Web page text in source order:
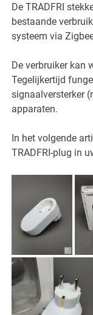
De TRADFRI
bestaande
systeem via
De verbruiker kan
Tegelijkertijd
signaalversterker
apparaten.
In het volgende
TRADFRI-plug in